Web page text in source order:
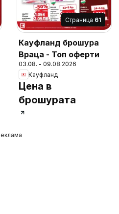
Cтраница 61
Кауфланд брошура
Враца - Топ оферти
03.08. - 09.08.2026
Кауфланд
Цена в
брошурата